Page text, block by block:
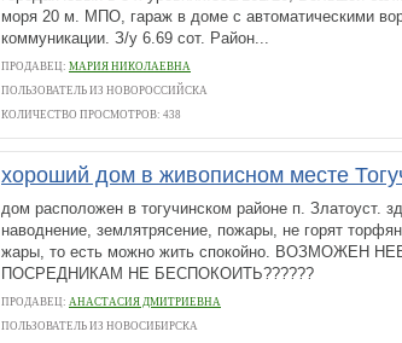
моря 20 м. МПО, гараж в доме с автоматическими
коммуникации. З/у 6.69 сот. Район...
ПРОДАВЕЦ: МАРИЯ НИКОЛАЕВНА
ПОЛЬЗОВАТЕЛЬ ИЗ НОВОРОССИЙСКА
КОЛИЧЕСТВО ПРОСМОТРОВ: 438
хороший дом в живописном месте
дом расположен в тогучинском районе п. Златоуст.
наводнение, землятрясение, пожары, не горят
жары, то есть можно жить спокойно. ВОЗМОЖЕН
ПОСРЕДНИКАМ НЕ БЕСПОКОИТЬ??????
ПРОДАВЕЦ: АНАСТАСИЯ ДМИТРИЕВНА
ПОЛЬЗОВАТЕЛЬ ИЗ НОВОСИБИРСКА